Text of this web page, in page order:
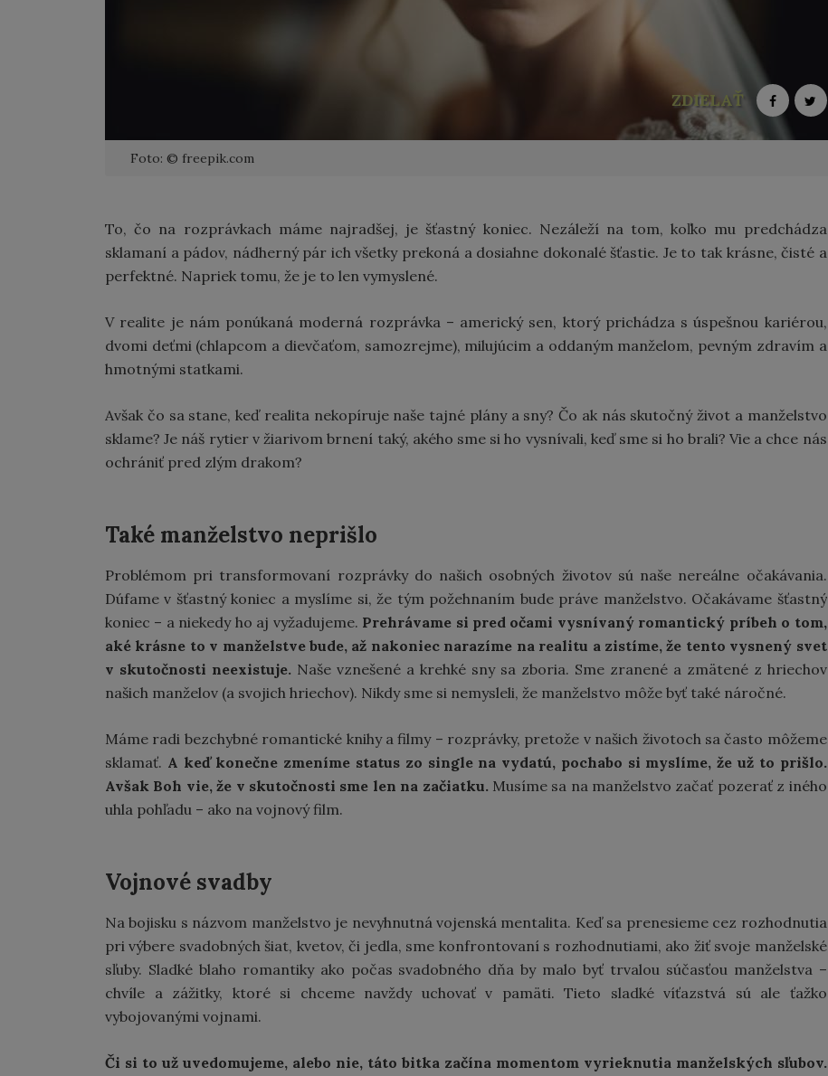
ZDIELAŤ
Foto: © freepik.com
​To, čo na rozprávkach máme najradšej, je šťastný koniec. Nezáleží na tom, koľko mu predchádza
sklamaní a pádov, nádherný pár ich všetky prekoná a dosiahne dokonalé šťastie. Je to tak krásne, čisté a
perfektné. Napriek tomu, že je to len vymyslené.
V realite je nám ponúkaná moderná rozprávka – americký sen, ktorý prichádza s úspešnou kariérou,
dvomi deťmi (chlapcom a dievčaťom, samozrejme), milujúcim a oddaným manželom, pevným zdravím a
hmotnými statkami.
Avšak čo sa stane, keď realita nekopíruje naše tajné plány a sny? Čo ak nás skutočný život a manželstvo
sklame? Je náš rytier v žiarivom brnení taký, akého sme si ho vysnívali, keď sme si ho brali? Vie a chce nás
ochrániť pred zlým drakom?
Také manželstvo neprišlo
Problémom pri transformovaní rozprávky do našich osobných životov sú naše nereálne očakávania.
Dúfame v šťastný koniec a myslíme si, že tým požehnaním bude práve manželstvo. Očakávame šťastný
koniec – a niekedy ho aj vyžadujeme. Prehrávame si pred očami vysnívaný romantický príbeh o tom,
aké krásne to v manželstve bude, až nakoniec narazíme na realitu a zistíme, že tento vysnený svet
v skutočnosti neexistuje. Naše vznešené a krehké sny sa zboria. Sme zranené a zmätené z hriechov
našich manželov (a svojich hriechov). Nikdy sme si nemysleli, že manželstvo môže byť také náročné.
Máme radi bezchybné romantické knihy a filmy – rozprávky, pretože v našich životoch sa často môžeme
sklamať. A keď konečne zmeníme status zo single na vydatú, pochabo si myslíme, že už to prišlo.
Avšak Boh vie, že v skutočnosti sme len na začiatku. Musíme sa na manželstvo začať pozerať z iného
uhla pohľadu – ako na vojnový film.
Vojnové svadby
Na bojisku s názvom manželstvo je nevyhnutná vojenská mentalita. Keď sa prenesieme cez rozhodnutia
pri výbere svadobných šiat, kvetov, či jedla, sme konfrontovaní s rozhodnutiami, ako žiť svoje manželské
sľuby. Sladké blaho romantiky ako počas svadobného dňa by malo byť trvalou súčasťou manželstva –
chvíle a zážitky, ktoré si chceme navždy uchovať v pamäti. Tieto sladké víťazstvá sú ale ťažko
vybojovanými vojnami.
Či si to už uvedomujeme, alebo nie, táto bitka začína momentom vyrieknutia manželských sľubov.